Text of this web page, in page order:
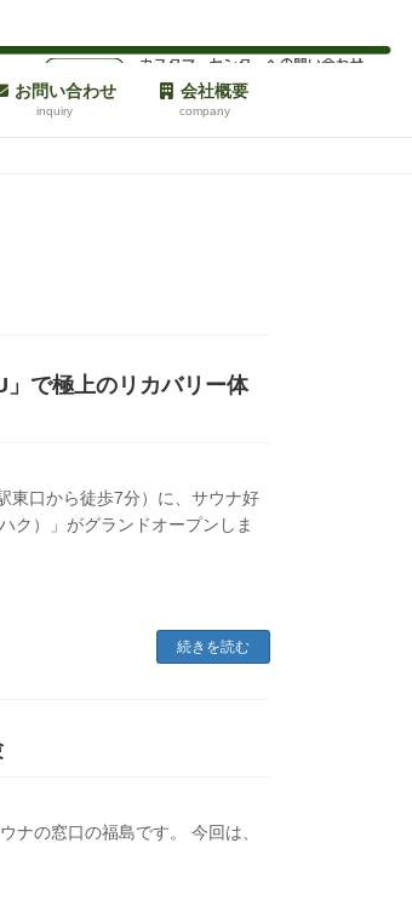
お問い合わせ
inquiry
会社概要
company
」で極上のリカバリー体
東口から徒歩7分）に、サウナ好
ク）」がグランドオープンしま
続きを読む
ナの窓口の福島です。 今回は、